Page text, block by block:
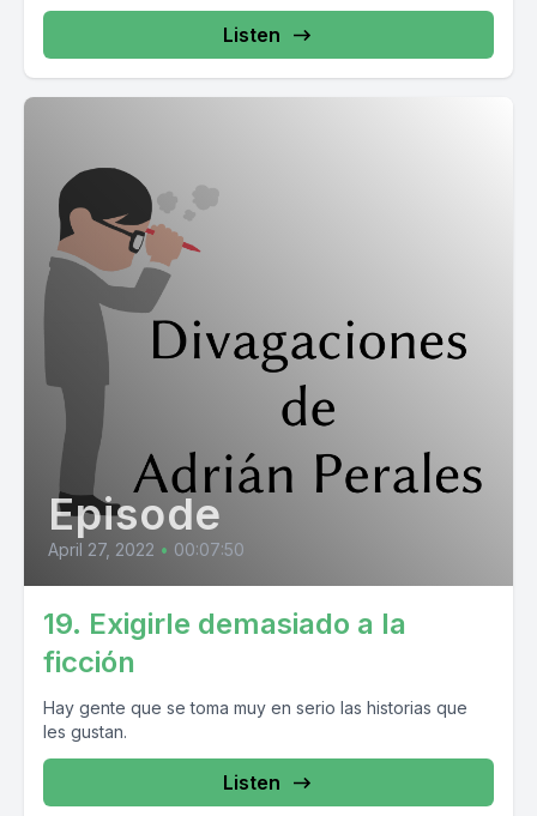
Listen
Episode
April 27, 2022 • 00:07:50
19. Exigirle demasiado a la
ficción
Hay gente que se toma muy en serio las historias que
les gustan.
Listen